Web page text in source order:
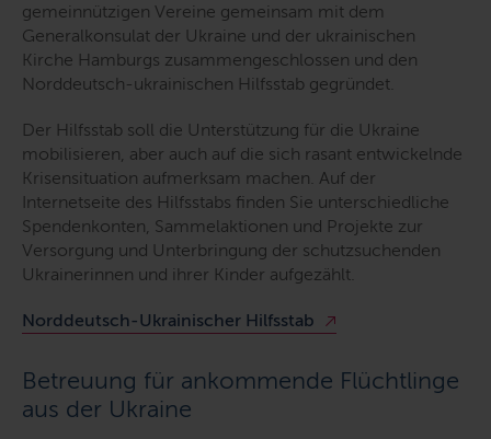
gemeinnützigen Vereine gemeinsam mit dem
Generalkonsulat der Ukraine und der ukrainischen
Kirche Hamburgs zusammengeschlossen und den
Norddeutsch-ukrainischen Hilfsstab gegründet.
Der Hilfsstab soll die Unterstützung für die Ukraine
mobilisieren, aber auch auf die sich rasant entwickelnde
Krisensituation aufmerksam machen. Auf der
Internetseite des Hilfsstabs finden Sie unterschiedliche
Spendenkonten, Sammelaktionen und Projekte zur
Versorgung und Unterbringung der schutzsuchenden
Ukrainerinnen und ihrer Kinder aufgezählt.
Norddeutsch-Ukrainischer Hilfsstab
Betreuung für ankommende Flüchtlinge
aus der Ukraine